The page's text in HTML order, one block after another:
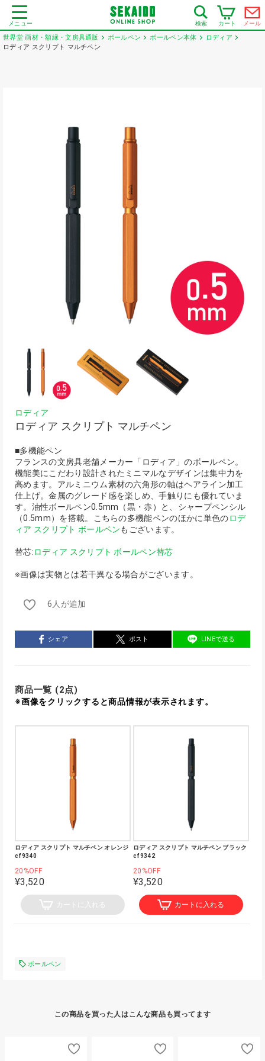
メニュー 検索 カート メール
世界堂 画材・額縁・文房具通販 ボールペン ボールペン本体
ロディア
ロディア スクリプト マルチペン
ロディア
ロディア スクリプト マルチペン
■多機能ペン
フランスの文房具老舗メーカー「ロディア」のボールペン。
機能美にこだわり設計されたミニマルなデザインは集中力を
高めます。アルミニウム素材の六角形の軸はヘアライン加工
仕上げ。金属のグレード感を楽しめ、手触りにも優れていま
す。油性ボールペン0.5mm（黒・赤）と、シャープペンシル
（0.5mm）を搭載。こちらの多機能ペンのほかに単色のロデ
ィア スクリプト ボールペンもございます。
替芯:ロディア スクリプト ボールペン替芯
※画像は実物とは若干異なる場合がございます。
6人が追加
シェア ポスト LINEで送る
商品一覧 (2点)
※画像をクリックすると商品情報が表示されます。
ロディア スクリプト マルチペン オレンジ
cf9340
20%OFF
¥3,520
カートに入れる
ロディア スクリプト マルチペン ブラック
cf9342
20%OFF
¥3,520
カートに入れる
ボールペン
この商品を買った人はこんな商品も買ってます